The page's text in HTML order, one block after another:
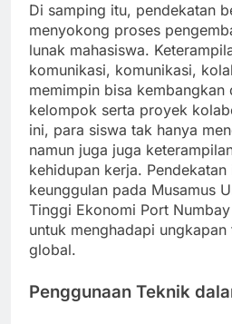
Di samping itu, pendekatan
menyokong proses
lunak mahasiswa.
komunikasi, komunikasi,
memimpin bisa kembangkan
kelompok serta proyek
ini, para siswa tak hanya
namun juga juga
kehidupan kerja.
keunggulan pada Musamus
Tinggi Ekonomi Port
untuk menghadapi
global.
Penggunaan Teknik